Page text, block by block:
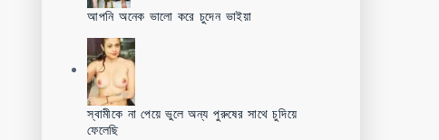
আপনি অনেক ভালো করে চুদেন ভাইয়া
স্বামীকে না পেয়ে ভুলে অন্য পুরুষের সাথে চুদিয়ে
ফেলেছি